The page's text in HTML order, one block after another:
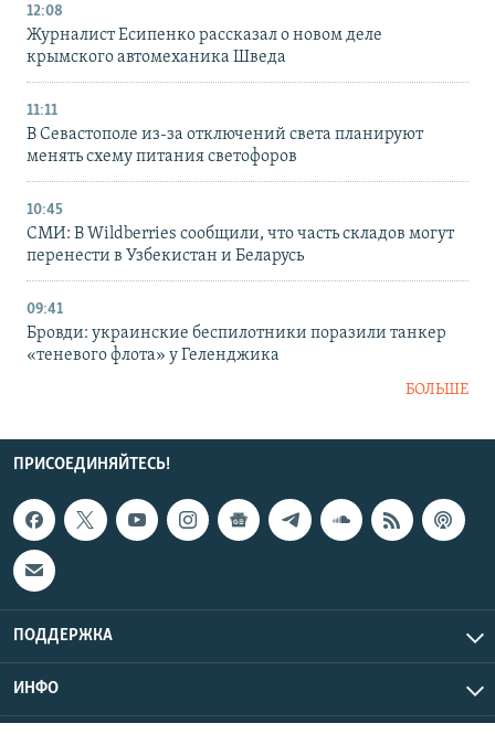
12:08
Журналист Есипенко рассказал о новом деле
крымского автомеханика Шведа
11:11
В Севастополе из-за отключений света планируют
менять схему питания светофоров
10:45
СМИ: В Wildberries сообщили, что часть складов могут
перенести в Узбекистан и Беларусь
09:41
Бровди: украинские беспилотники поразили танкер
«теневого флота» у Геленджика
БОЛЬШЕ
ПРИСОЕДИНЯЙТЕСЬ!
ПОДДЕРЖКА
ИНФО